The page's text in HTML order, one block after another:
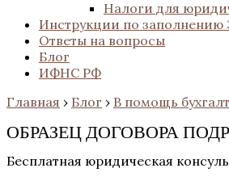
Налоги для
Инструкции по
Ответы на вопросы
Блог
ИФНС РФ
Главная › Блог › В помощь
ОБРАЗЕЦ ДОГОВОРА
Бесплатная юридическая